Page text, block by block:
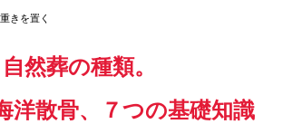
きを置く
自然葬の種類。
洋散骨、７つの基礎知識